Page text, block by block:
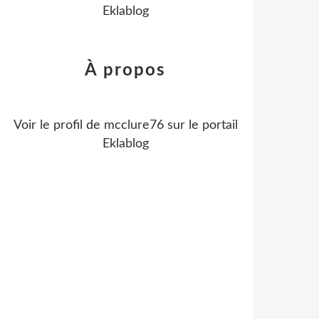
Eklablog
À propos
Voir le profil de mcclure76sur le portail
Eklablog